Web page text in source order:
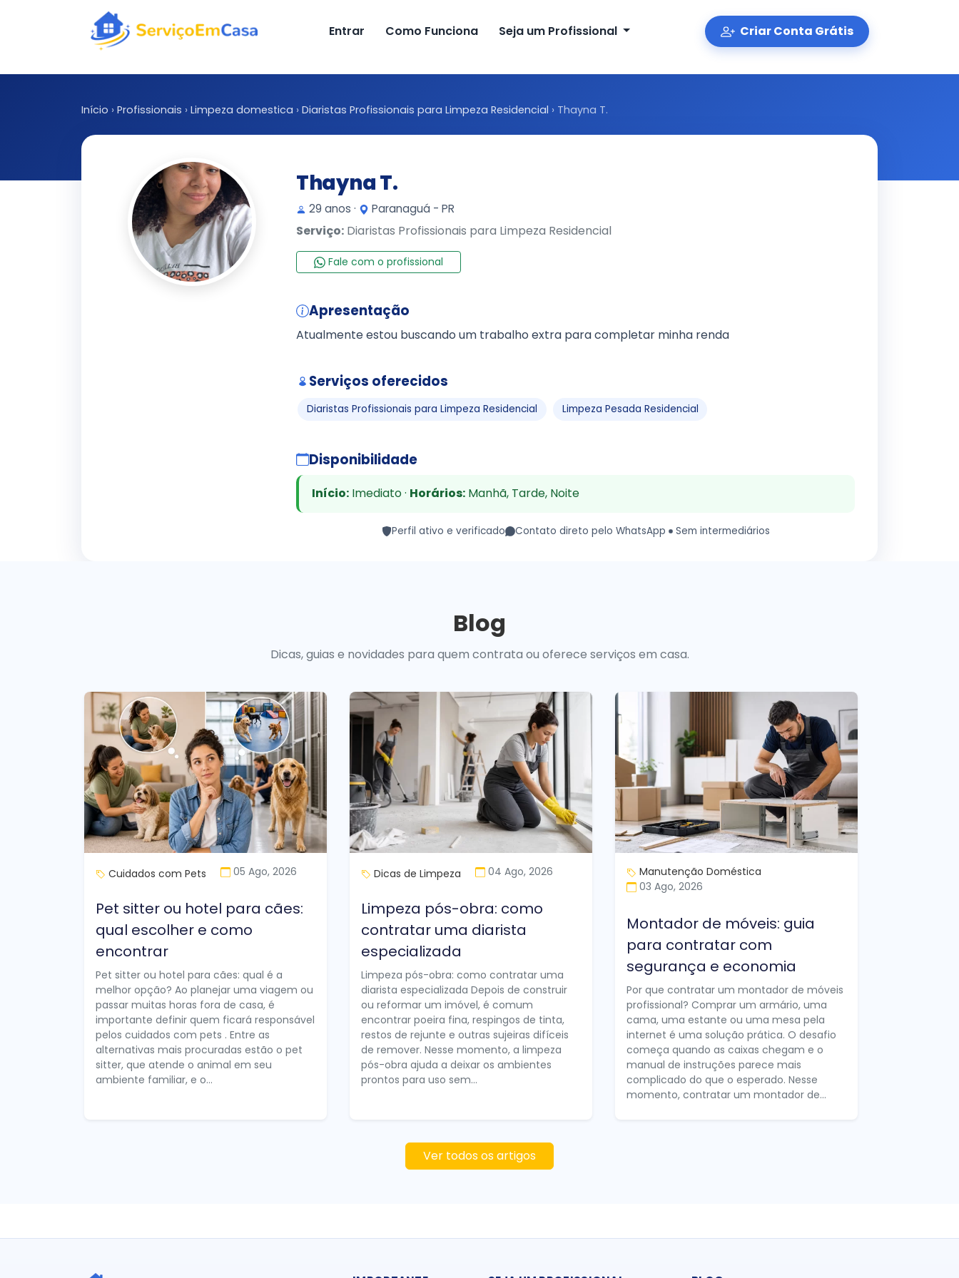
Entrar Como Funciona Seja um Profissional Criar Conta Grátis
Início › Profissionais › Limpeza domestica › Diaristas Profissionais para Limpeza Residencial › Thayna T.
Thayna T.
29 anos · Paranaguá - PR
Serviço: Diaristas Profissionais para Limpeza Residencial
Fale com o profissional
Apresentação
Atualmente estou buscando um trabalho extra para completar minha renda
Serviços oferecidos
Diaristas Profissionais para Limpeza Residencial Limpeza Pesada Residencial
Disponibilidade
Início:Imediato · Horários:Manhã, Tarde, Noite
Perfil ativo e verificado Contato direto pelo WhatsApp Sem intermediários
Blog
Dicas, guias e novidades para quem contrata ou oferece serviços em casa.
Cuidados com Pets 05 Ago, 2026
Pet sitter ou hotel para cães:
qual escolher e como
encontrar
Pet sitter ou hotel para cães: qual é a
melhor opção? Ao planejar uma viagem ou
passar muitas horas fora de casa, é
importante definir quem ficará responsável
pelos cuidados com pets . Entre as
alternativas mais procuradas estão o pet
sitter, que atende o animal em seu
ambiente familiar, e o...
Dicas de Limpeza 04 Ago, 2026
Limpeza pós-obra: como
contratar uma diarista
especializada
Limpeza pós-obra: como contratar uma
diarista especializada Depois de construir
ou reformar um imóvel, é comum
encontrar poeira fina, respingos de tinta,
restos de rejunte e outras sujeiras difíceis
de remover. Nesse momento, a limpeza
pós-obra ajuda a deixar os ambientes
prontos para uso sem...
Manutenção Doméstica
03 Ago, 2026
Montador de móveis: guia
para contratar com
segurança e economia
Por que contratar um montador de móveis
profissional? Comprar um armário, uma
cama, uma estante ou uma mesa pela
internet é uma solução prática. O desafio
começa quando as caixas chegam e o
manual de instruções parece mais
complicado do que o esperado. Nesse
momento, contratar um montador de...
Ver todos os artigos